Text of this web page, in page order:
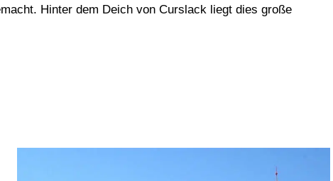
Hinter dem Deich von Curslack liegt dies große